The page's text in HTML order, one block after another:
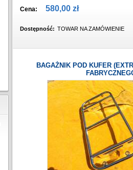
Cena: 580,00 zł
Dostępność: TOWAR NA ZAMÓWIENIE
BAGAŻNIK POD KUFER